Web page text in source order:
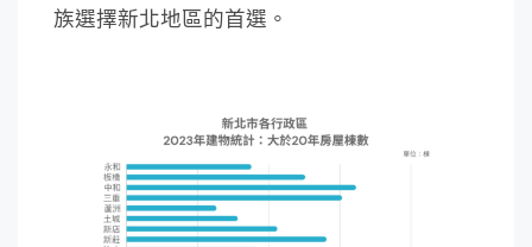
族選擇新北地區的首選。